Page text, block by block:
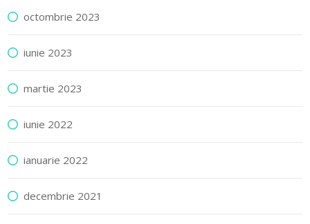
octombrie 2023
iunie 2023
martie 2023
iunie 2022
ianuarie 2022
decembrie 2021